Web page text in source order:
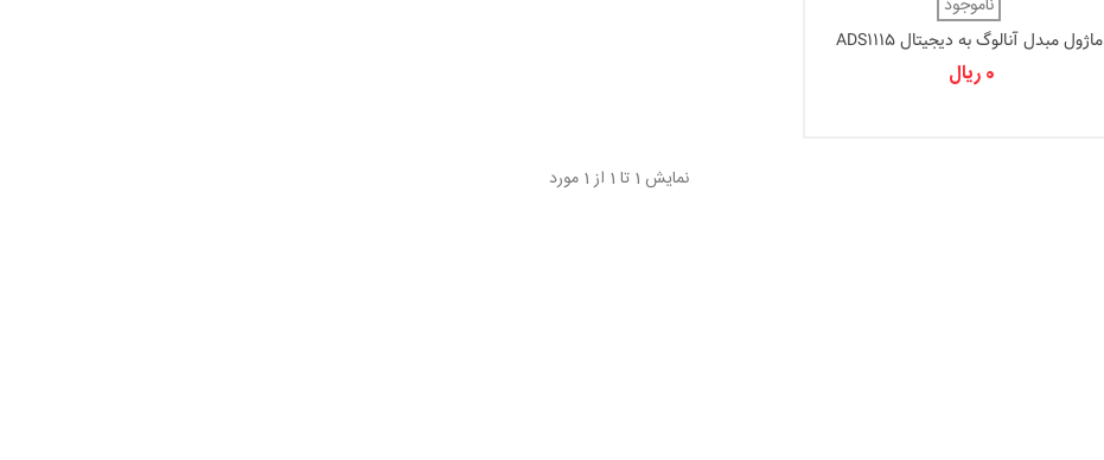
ناموجود
ماژول مبدل آنالوگ به دیجیتال ADS1115
0 ریال
نمایش 1 تا 1 از 1 مورد